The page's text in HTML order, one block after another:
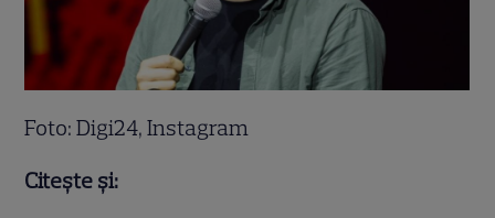
Foto: Digi24, Instagram
Citește și: